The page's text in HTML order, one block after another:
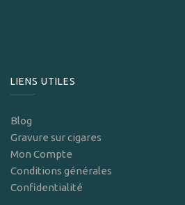
LIENS UTILES
Blog
Gravure sur cigares
Mon Compte
Conditions générales
Confidentialité